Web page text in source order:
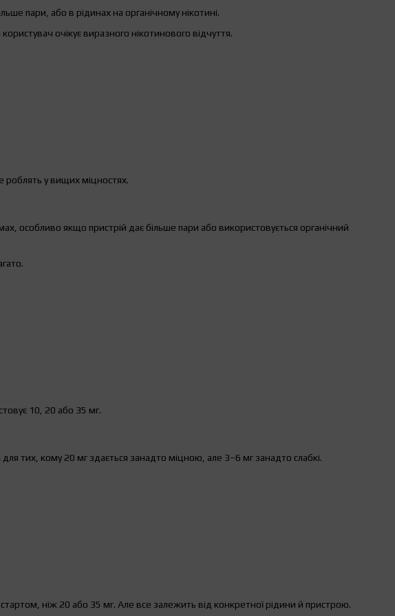
пари, або в рідинах на органічному нікотині.
очікує виразного нікотинового відчуття.
роблять у вищих міцностях.
особливо якщо пристрій дає більше пари або використовується органічний
10, 20 або 35 мг.
тих, кому 20 мг здається занадто міцною, але 3–6 мг занадто слабкі.
ніж 20 або 35 мг. Але все залежить від конкретної рідини й пристрою.